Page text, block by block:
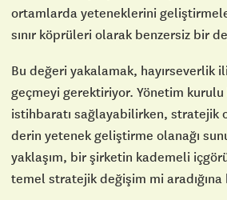
ortamlarda yeteneklerini
sınır köprüleri olarak benzersiz bir
Bu değeri yakalamak, hayırseverlik
geçmeyi gerektiriyor. Yönetim kurulu
istihbaratı sağlayabilirken, stratejik
derin yetenek geliştirme olanağı
yaklaşım, bir şirketin kademeli
temel stratejik değişim mi aradığına